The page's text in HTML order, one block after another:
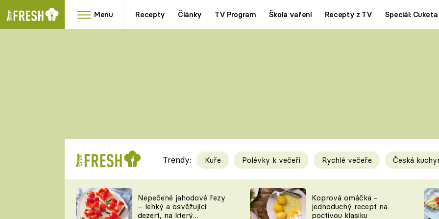
Menu Recepty Články TV Program Škola vaření Recepty z TV Speciál: Cuketa
RYCHLOVKY
Videorecepty
TEĎ VAŘÍ ŠÉF!
Tipy a triky
KAM ZA JÍDLEM
Trendy: Kuře Polévky k večeři Rychlé večeře Česká
Nepečené jahodové řezy
– lehký a osvěžující
dezert, na který
Koprová omáčka -
jednoduchý recept na
poctivou klasiku